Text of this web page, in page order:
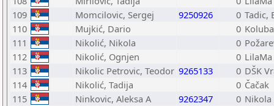
109
Momcilovic, Sergej 9250926 0 Tadic,
110
Mujkić, Dario 0
111
Nikolić, Nikola 0
112
Nikolić, Ognjen 0
113
Nikolic Petrovic, Teodor 9265133 0 DŠK
114
Nikolić, Tadija 0 Čačak
115
Ninkovic, Aleksa A 9262347 0 Nikola